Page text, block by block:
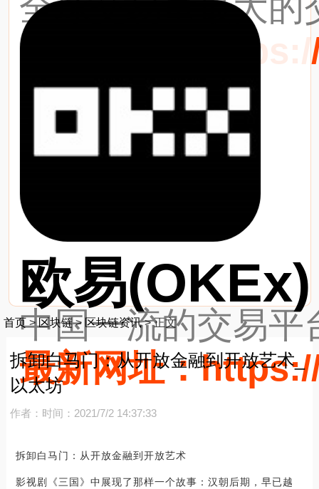
最新网址：
欧易(OKEx)
中国一流的交易平
最新网址：
首页>区块链> 区块链资讯>正文
拆卸白马门：从开放金融到开放艺术_
以太坊
作者： 时间：2021/7/2 14:37:33
拆卸白马门：从开放金融到开放艺术
影视剧《三国》中展现了那样一个故事：汉朝后期，早已越